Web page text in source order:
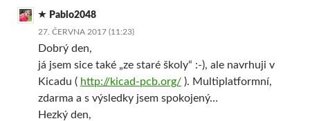
Pablo2048
27. ČERVNA 2017 (11:23)
Dobrý den,
já jsem sice také „ze staré školy“ :-), ale navrhuji v
Kicadu ( http://kicad-pcb.org/ ). Multiplatformní,
zdarma a s výsledky jsem spokojený…
Hezký den,